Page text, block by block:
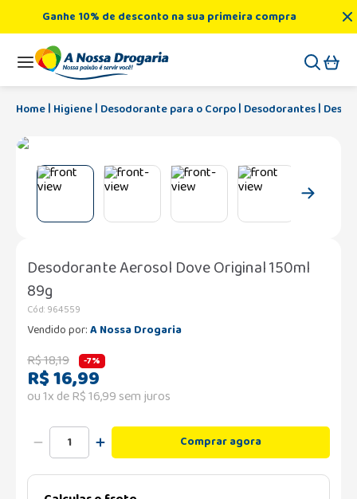
Ganhe 10% de desconto na sua primeira compra
Higiene Desodorante para o Corpo Desodorantes
Desodorante Aerosol Dove Original 150ml
89g
Cód: 964559
Vendido por:A Nossa Drogaria
R$18,19 -7%
R$16,99
ou1x deR$16,99 sem juros
Comprar agora